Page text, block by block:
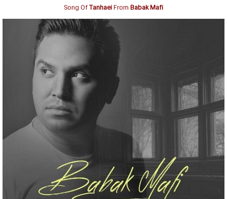
Song OfTanhaeiFrom Babak Mafi